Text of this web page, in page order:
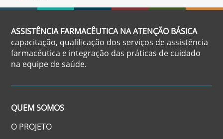
ASSISTÊNCIA FARMACÊUTICA NA ATENÇÃO BÁSICA
capacitação, qualificação dos serviços de assistência
farmacêutica e integração das práticas de cuidado
na equipe de saúde.
QUEM SOMOS
O PROJETO